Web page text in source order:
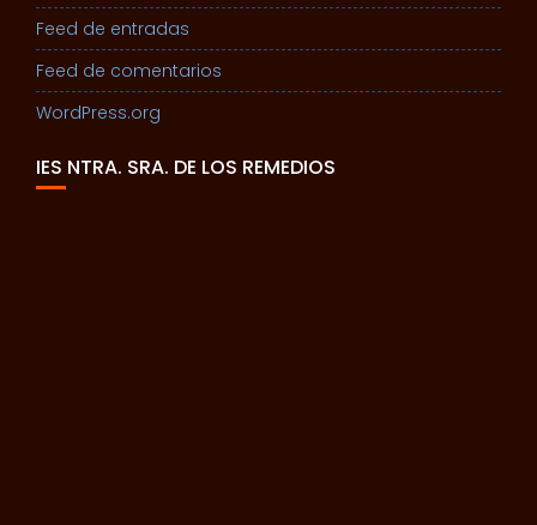
Feed de entradas
Feed de comentarios
WordPress.org
IES NTRA. SRA. DE LOS REMEDIOS